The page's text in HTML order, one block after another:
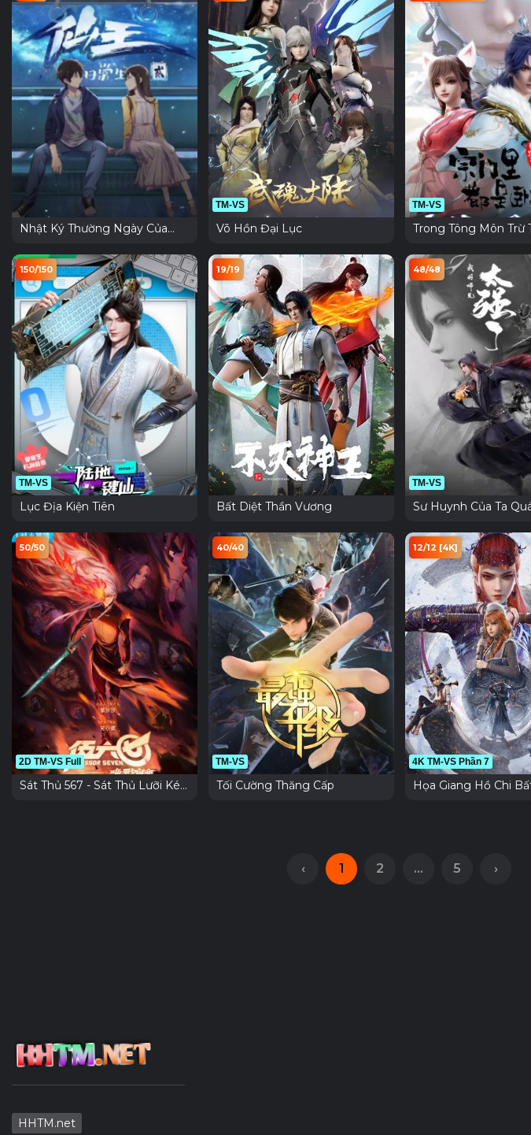
Nhật Ký Thường Ngày Của
TM-VS
Võ Hồn Đại Lục
TM-VS
Trong Tông Môn Trừ
150/150
TM-VS
Lục Địa Kiện Tiên
19/19
Bất Diệt Thần Vương
48/48
TM-VS
Sư Huynh Của Ta
50/50
2D TM-VS Full
Sát Thủ 567 - Sát Thủ Lưỡi Kéo
40/40
TM-VS
Tối Cường Thăng Cấp
12/12 [4K]
4K TM-VS Phần 7
Họa Giang Hồ Chi
‹ 1 2 ... 5 ›
HHTM.net